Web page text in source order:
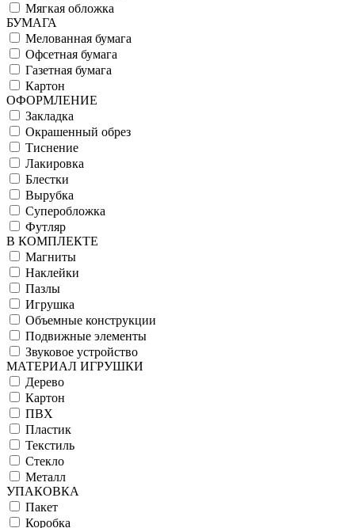
Мягкая обложка
БУМАГА
Мелованная бумага
Офсетная бумага
Газетная бумага
Картон
ОФОРМЛЕНИЕ
Закладка
Окрашенный обрез
Тиснение
Лакировка
Блестки
Вырубка
Суперобложка
Футляр
В КОМПЛЕКТЕ
Магниты
Наклейки
Пазлы
Игрушка
Объемные конструкции
Подвижные элементы
Звуковое устройство
МАТЕРИАЛ ИГРУШКИ
Дерево
Картон
ПВХ
Пластик
Текстиль
Стекло
Металл
УПАКОВКА
Пакет
Коробка